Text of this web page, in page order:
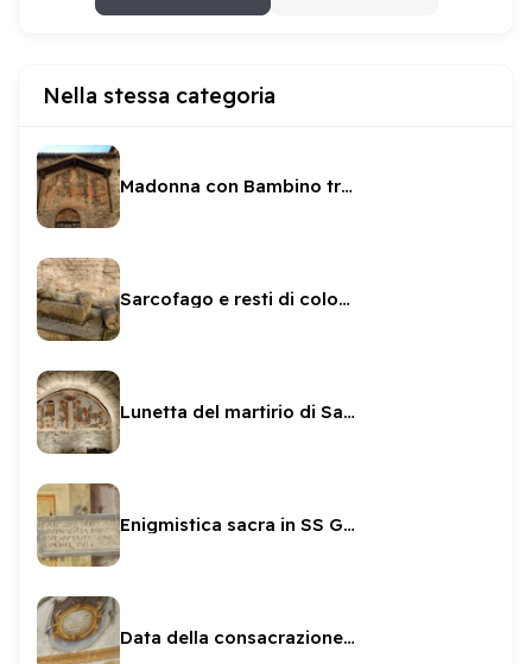
Nella stessa categoria
Madonna con Bambino tra i Santi all'esterno di SS Giovanni e Paolo
Sarcofago e resti di colonna fuori SS Giovanni e Paolo
Lunetta del martirio di San Giovanni e Paolo
Enigmistica sacra in SS Giovanni e Paolo
Data della consacrazione di SS Giovanni e Paolo